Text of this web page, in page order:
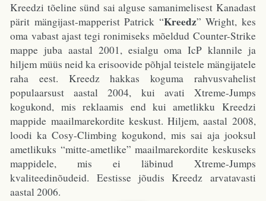
Kreedzi tõeline sünd sai alguse samanimelisest Kanadast
pärit mängijast-mapperist Patrick “Kreedz” Wright, kes
oma vabast ajast tegi ronimiseks mõeldud Counter-Strike
mappe juba aastal 2001, esialgu oma IcP klannile ja
hiljem müüs neid ka erisoovide põhjal teistele mängijatele
raha eest. Kreedz hakkas koguma rahvusvahelist
populaarsust aastal 2004, kui avati Xtreme-Jumps
kogukond, mis reklaamis end kui ametlikku Kreedzi
mappide maailmarekordite keskust. Hiljem, aastal 2008,
loodi ka Cosy-Climbing kogukond, mis sai aja jooksul
ametlikuks “mitte-ametlike” maailmarekordite keskuseks
mappidele, mis ei läbinud Xtreme-Jumps
kvaliteedinõudeid. Eestisse jõudis Kreedz arvatavasti
aastal 2006.